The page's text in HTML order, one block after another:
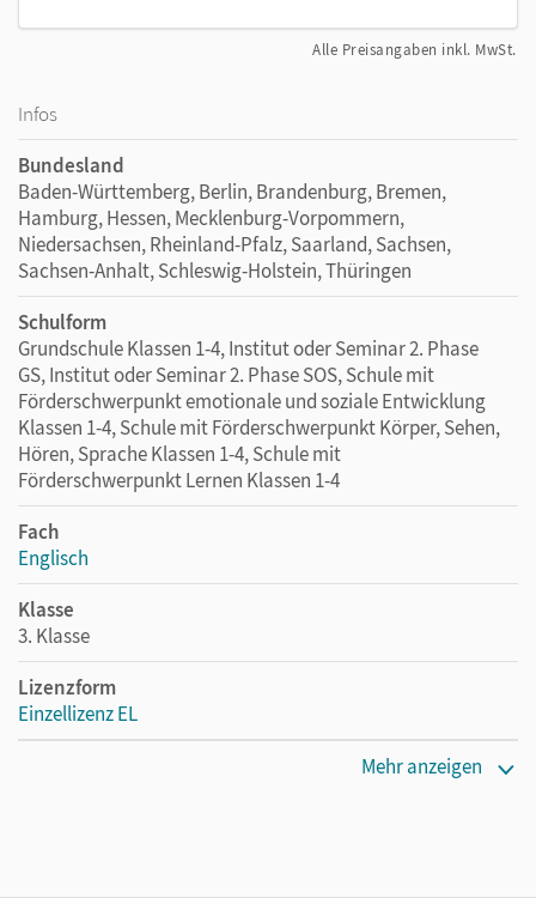
Alle Preisangaben inkl. MwSt.
Infos
Bundesland
Baden-Württemberg, Berlin, Brandenburg, Bremen,
Hamburg, Hessen, Mecklenburg-Vorpommern,
Niedersachsen, Rheinland-Pfalz, Saarland, Sachsen,
Sachsen-Anhalt, Schleswig-Holstein, Thüringen
Schulform
Grundschule Klassen 1-4, Institut oder Seminar 2. Phase
GS, Institut oder Seminar 2. Phase SOS, Schule mit
Förderschwerpunkt emotionale und soziale Entwicklung
Klassen 1-4, Schule mit Förderschwerpunkt Körper, Sehen,
Hören, Sprache Klassen 1-4, Schule mit
Förderschwerpunkt Lernen Klassen 1-4
Fach
Englisch
Klasse
3. Klasse
Lizenzform
Einzellizenz EL
Mehr anzeigen